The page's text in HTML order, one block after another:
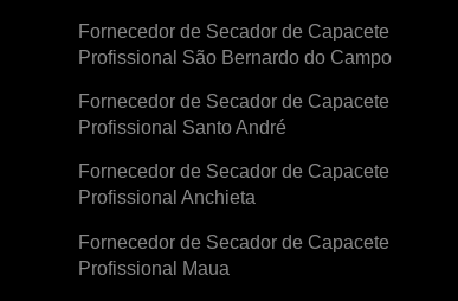
Fornecedor de Secador de Capacete
Profissional São Bernardo do Campo
Fornecedor de Secador de Capacete
Profissional Santo André
Fornecedor de Secador de Capacete
Profissional Anchieta
Fornecedor de Secador de Capacete
Profissional Maua